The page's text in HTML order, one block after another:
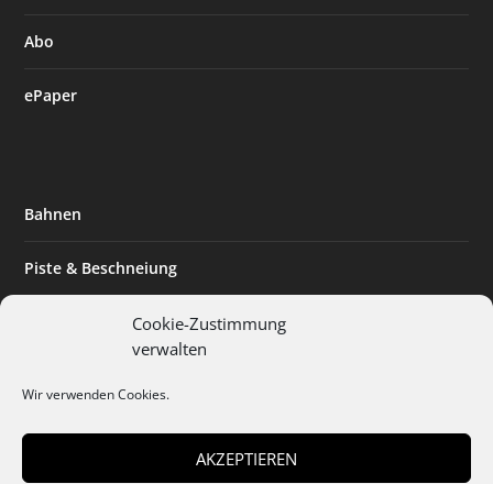
Cookie-Zustimmung
verwalten
Wir verwenden Cookies.
AKZEPTIEREN
Abo
ePaper
Bahnen
Piste & Beschneiung
Expertise & Technik